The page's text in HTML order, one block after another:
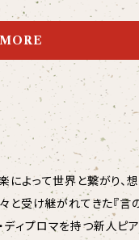
す。
MORE
と受け継がれてきた『言
ディプロマを持つ新人ピ